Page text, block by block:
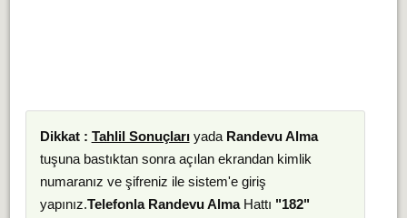
Dikkat : Tahlil Sonuçlarıyada Randevu Alma
tuşuna bastıktan sonra açılan ekrandan kimlik
numaranız ve şifreniz ile sistem'e giriş
yapınız.Telefonla Randevu AlmaHattı "182"